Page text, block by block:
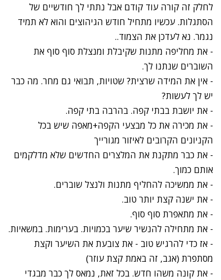
לחלק זה קורה עוד קודם אבל נתתי לך חודשיים של
הסתגלות. עכשיו מתחיל חודש הגיהוצים והוא לא תמיד
נגמר. נא לעדכן את הצמוד..
- את מחליפה מתנות שקיבלת ומנצלת סוף סוף את
השוברים שנתנו לך.
- אין את המידה שרצית? שטויות, תבואי גם מחר. מה כבר
יש לך לעשות?
- את יושבת בבתי קפה. בהרבה בתי קפה.
- את מכירה את כל מבצעי הקפה+מאפה שיש בכל
הקניונים הקרובים לאיזור מגורייך
- את כבר מתקנת את המלצרים החדשים שלא מדלקמים
אותם כמוך.
- את ממשיכה להחליף מתנות ולנצל שוברים.
- את ישנה קצת יותר טוב.
- את מתאפרת סוף סוף.
- את מתחילה להנשיר שיער בכמויות. בערימות. במשאיות.
- אז כדי להרגיש טוב - את צובעת את השיער וקצת
מסתפרת (אגב, זה באמת קצת עוזר)
- את קונה משהו חדש. בכל זאת, נמאס לך כבר מבגדי